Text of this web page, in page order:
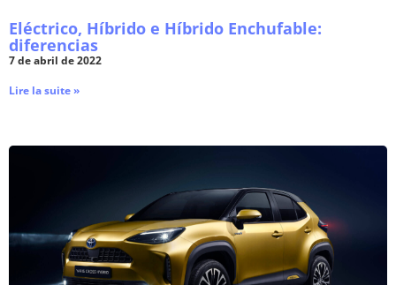
Eléctrico, Híbrido e Híbrido Enchufable:
diferencias
7 de abril de 2022
Lire la suite »